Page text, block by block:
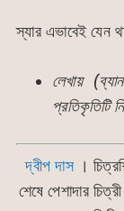
স্যার এভাবেই যেন
লেখায়
প্রতিকৃতিটি
দ্বীপ দাস।
শেষে পেশাদার